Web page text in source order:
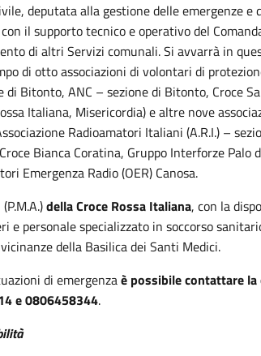
deputata alla gestione delle emergenze e
il supporto tecnico e operativo del
di altri Servizi comunali. Si avvarrà in
di otto associazioni di volontari di
di Bitonto, ANC – sezione di Bitonto, Croce
Italiana, Misericordia) e altre nove
Radioamatori Italiani (A.R.I.) –
Bianca Coratina, Gruppo Interforze Palo
Emergenza Radio (OER) Canosa.
(P.M.A.)della Croce Rossa Italiana, con la
e personale specializzato in soccorso
della Basilica dei Santi Medici.
di emergenzaè possibile contattare
e 0806458344.